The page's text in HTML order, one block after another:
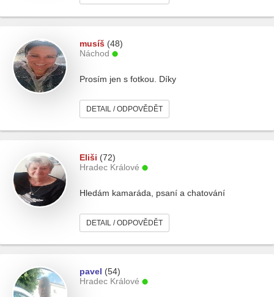
musíš (48)
Náchod
Prosím jen s fotkou. Díky
DETAIL / ODPOVĚDĚT
Eliši (72)
Hradec Králové
Hledám kamaráda, psaní a chatování
DETAIL / ODPOVĚDĚT
pavel (54)
Hradec Králové